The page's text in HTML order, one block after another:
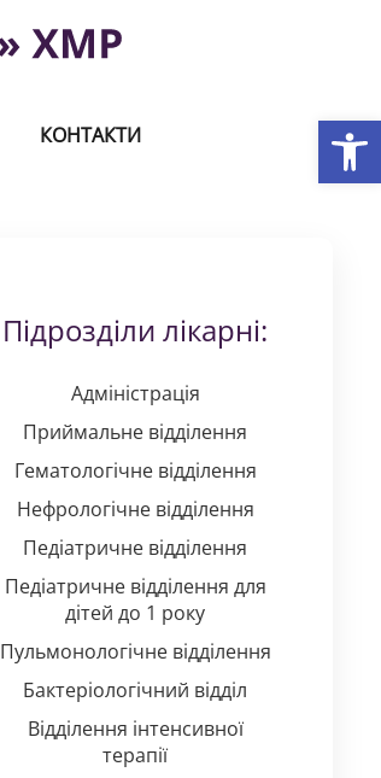
КОНТАКТИ
Підрозділи лікарні:
Адміністрація
Приймальне відділення
Гематологічне відділення
Нефрологічне відділення
Педіатричне відділення
Педіатричне відділення для
дітей до 1 року
Пульмонологічне відділення
Бактеріологічний відділ
Відділення інтенсивної
терапії